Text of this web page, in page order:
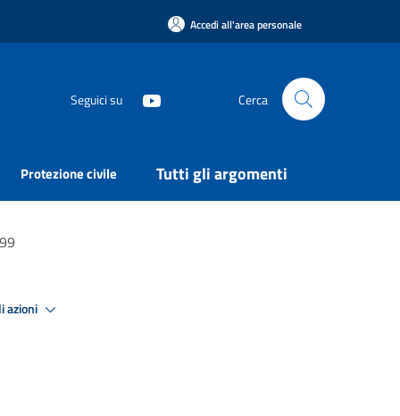
Accedi all'area personale
Seguici su Cerca
Protezione civile Tutti gli argomenti
azioni